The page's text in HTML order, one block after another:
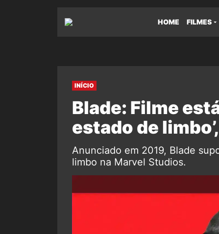
HOME FILMES
INÍCIO
Blade: Filme
estado de
Anunciado em 2019, Blade
limbo na Marvel Studios.